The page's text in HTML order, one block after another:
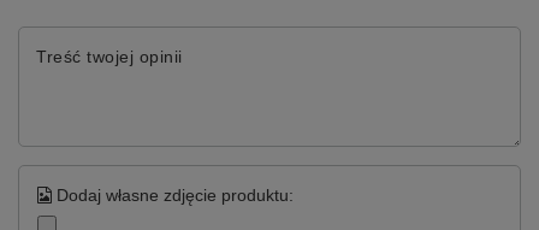
Treść twojej opinii
Dodaj własne zdjęcie produktu: